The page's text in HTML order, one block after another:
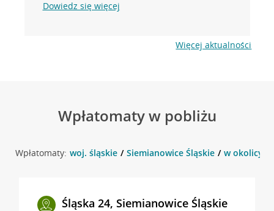
Dowiedz się więcej
Więcej aktualności
Wpłatomaty w pobliżu
Wpłatomaty: woj. śląskie Siemianowice Śląskie w okolicy
Śląska 24, Siemianowice Śląskie